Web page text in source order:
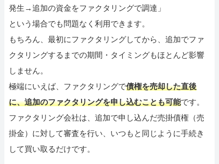
発生→追加の資金をファクタリングで調達」
という場合でも問題なく利用できます。
もちろん、最初にファクタリングしてから、追加でファ
クタリングするまでの期間・タイミングもほとんど影響
しません。
極端にいえば、ファクタリングで債権を売却した直後
に、追加のファクタリングを申し込むことも可能です。
ファクタリング会社は、追加で申し込んだ売掛債権（売
掛金）に対して審査を行い、いつもと同じように手続き
して買い取るだけです。